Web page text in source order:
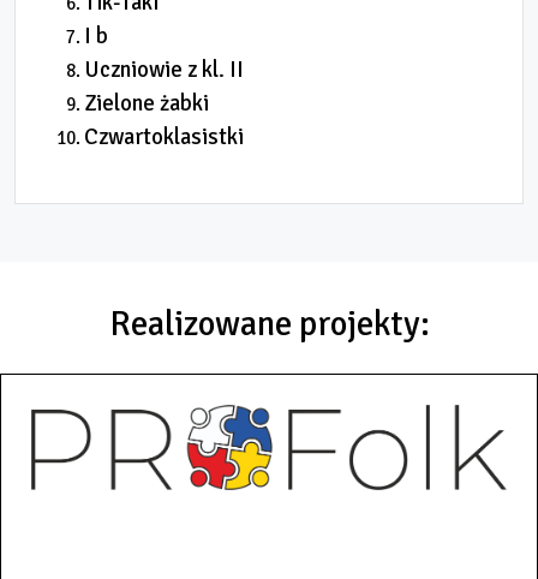
I b
Uczniowie z kl. II
Zielone żabki
Czwartoklasistki
Realizowane projekty: